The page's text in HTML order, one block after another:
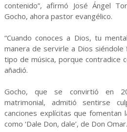
contenido”, afirmó José Ángel
Gocho, ahora pastor evangélico.
“Cuando conoces a Dios, tu
manera de servirle a Dios
tipo de música, porque contradice
añadió.
Gocho, que se convirtió en
matrimonial, admitió sentirse
canciones explícitas que fomentan
como ‘Dale Don, dale’, de Don Omar.